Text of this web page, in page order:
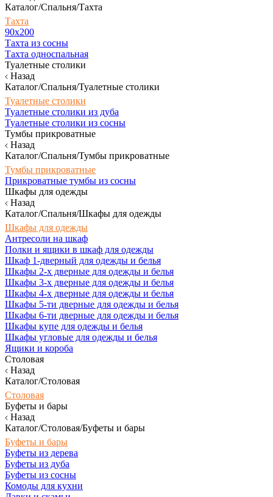
Каталог/Спальня/Тахта
Тахта
90х200
Тахта из сосны
Тахта односпальная
Туалетные столики
Назад
Каталог/Спальня/Туалетные столики
Туалетные столики
Туалетные столики из дуба
Туалетные столики из сосны
Тумбы прикроватные
Назад
Каталог/Спальня/Тумбы прикроватные
Тумбы прикроватные
Прикроватные тумбы из сосны
Шкафы для одежды
Назад
Каталог/Спальня/Шкафы для одежды
Шкафы для одежды
Антресоли на шкаф
Полки и ящики в шкаф для одежды
Шкаф 1-дверный для одежды и белья
Шкафы 2-х дверные для одежды и белья
Шкафы 3-х дверные для одежды и белья
Шкафы 4-х дверные для одежды и белья
Шкафы 5-ти дверные для одежды и белья
Шкафы 6-ти дверные для одежды и белья
Шкафы купе для одежды и белья
Шкафы угловые для одежды и белья
Ящики и короба
Столовая
Назад
Каталог/Столовая
Столовая
Буфеты и бары
Назад
Каталог/Столовая/Буфеты и бары
Буфеты и бары
Буфеты из дерева
Буфеты из дуба
Буфеты из сосны
Комоды для кухни